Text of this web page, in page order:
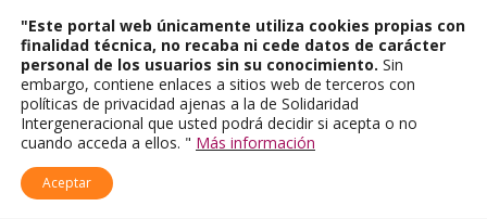
"Este portal web únicamente utiliza cookies propias con
finalidad técnica, no recaba ni cede datos de carácter
personal de los usuarios sin su conocimiento. Sin
embargo, contiene enlaces a sitios web de terceros con
políticas de privacidad ajenas a la de Solidaridad
Intergeneracional que usted podrá decidir si acepta o no
cuando acceda a ellos. " Más información
Aceptar